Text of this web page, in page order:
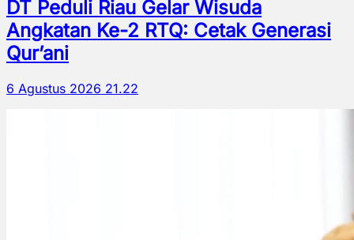
DT Peduli Riau Gelar Wisuda
Angkatan Ke-2 RTQ: Cetak Generasi
Qur’ani
6 Agustus 2026 21.22